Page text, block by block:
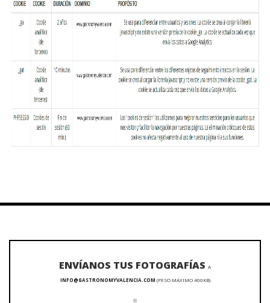
ENVÍANOS TUS FOTOGRAFÍAS A
INFO@GASTRONOMYVALENCIA.COM (PESO MÁXIMO 400KB)